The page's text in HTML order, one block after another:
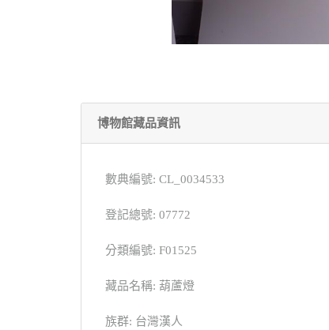
博物館藏品資訊
數典編號: CL_0034533
登記總號: 07772
分類編號: F01525
藏品名稱: 葫蘆燈
族群: 台灣漢人